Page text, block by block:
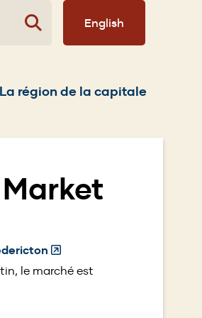
English
La région de la capitale
(Opens
in
le marché est